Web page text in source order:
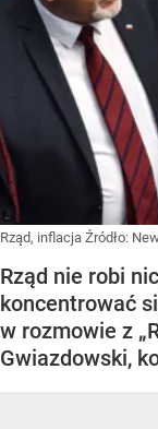
Rząd, inflacja Źródło:
Rząd nie robi
koncentrować
w rozmowie z
Gwiazdowski,